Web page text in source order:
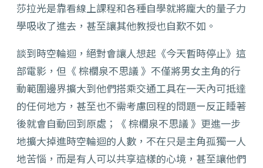
莎拉光是靠看線上課程和各種自學就將龐大的量子力
學吸收了進去，甚至讓其他教授也自歎不如。
談到時空輪迴，絕對會讓人想起《今天暫時停止》這
部電影，但《 棕櫚泉不思議 》不僅將男女主角的行
動範圍邊界擴大到他們搭乘交通工具在一天內可抵達
的任何地方，甚至也不需考慮回程的問題ー反正睡著
後就會自動回到原處；《 棕櫚泉不思議 》更進一步
地擴大掉進時空輪迴的人數，不在只是主角孤獨一人
地苦惱，而是有人可以共享這樣的心境，甚至讓他們